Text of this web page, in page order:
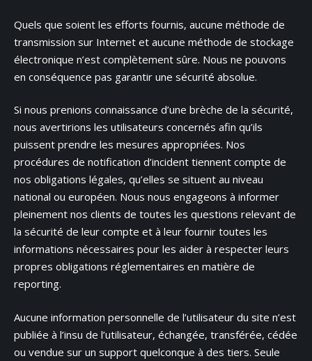
Quels que soient les efforts fournis, aucune méthode de
transmission sur Internet et aucune méthode de stockage
électronique n’est complètement sûre. Nous ne pouvons
en conséquence pas garantir une sécurité absolue.
Si nous prenions connaissance d’une brèche de la sécurité,
nous avertirions les utilisateurs concernés afin qu’ils
puissent prendre les mesures appropriées. Nos
procédures de notification d’incident tiennent compte de
nos obligations légales, qu’elles se situent au niveau
national ou européen. Nous nous engageons à informer
pleinement nos clients de toutes les questions relevant de
la sécurité de leur compte et à leur fournir toutes les
informations nécessaires pour les aider à respecter leurs
propres obligations réglementaires en matière de
reporting.
Aucune information personnelle de l’utilisateur du site n’est
publiée à l’insu de l’utilisateur, échangée, transférée, cédée
ou vendue sur un support quelconque à des tiers. Seule